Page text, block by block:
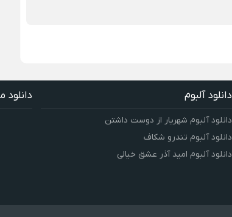
دانلود آلبوم
دانلود آلبوم شهریار از دوست داشتن
دانلود آلبوم تندرو شکاف
دانلود آلبوم امید آذر عشق خیالی
دانلود